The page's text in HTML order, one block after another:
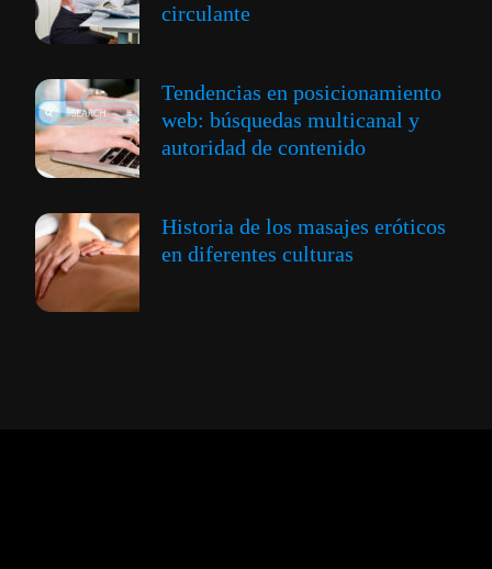
circulante
Tendencias en posicionamiento
web: búsquedas multicanal y
autoridad de contenido
Historia de los masajes eróticos
en diferentes culturas